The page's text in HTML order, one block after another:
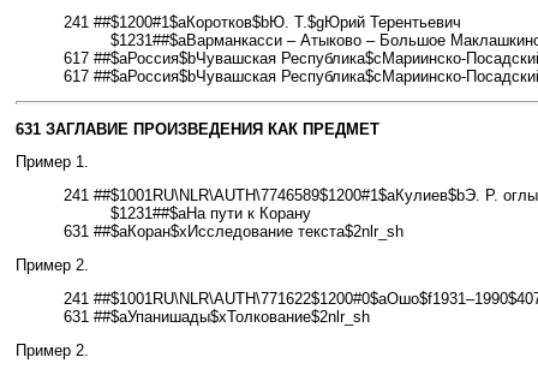
241 ##$1200#1$aКоротков$bЮ. Т.$gЮрий Терентьевич
$1231##$aВарманкасси – Атыково – Большое
617 ##$aРоссия$bЧувашская Республика$cМариинско-
617 ##$aРоссия$bЧувашская Республика$cМариинско-
631 ЗАГЛАВИЕ ПРОИЗВЕДЕНИЯ КАК ПРЕДМЕТ
Пример 1.
241 ##$1001RU\NLR\AUTH\7746589$1200#1$aКулиев$bЭ. Р.
$1231##$aНа пути к Корану
631 ##$aКоран$xИсследование текста$2nlr_sh
Пример 2.
241 ##
631 ##$aУпанишады$xТолкование$2nlr_sh
Пример 2.